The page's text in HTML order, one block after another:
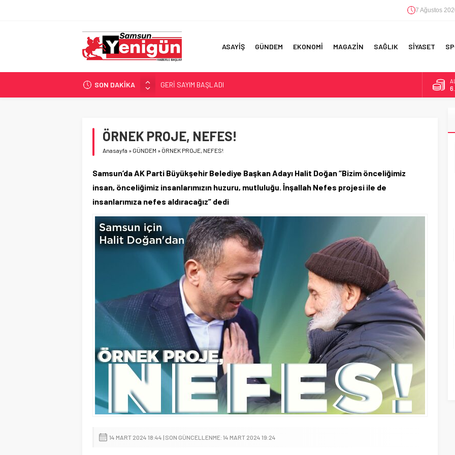
7 Ağustos
ASAYİŞ GÜNDEM EKONOMİ MAGAZİN SAĞLIK SİYASET
SON DAKİKA
GERİ SAYIM BAŞLADI
SAMSUNSPOR’DA HEDEF 5’İNCİLİK!
İŞTE FINDIK FİYATI!
YÖNETİCİ SEÇERKEN YAPILAN EN BÜYÜK HATALAR
ÖRNEK PROJE, NEFES!
Anasayfa » GÜNDEM » ÖRNEK PROJE, NEFES!
Samsun’da AK Parti Büyükşehir Belediye Başkan Adayı Halit Doğan “Bizim önceliğimiz
insan, önceliğimiz insanlarımızın huzuru, mutluluğu. İnşallah Nefes projesi ile de
insanlarımıza nefes aldıracağız” dedi
14 MART 2024 18:44 | SON GÜNCELLENME: 14 MART 2024 19:24